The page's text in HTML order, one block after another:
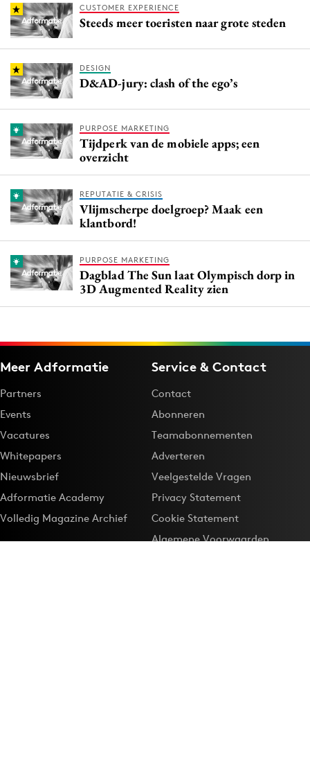
CUSTOMER EXPERIENCE
Steeds meer toeristen naar grote steden
DESIGN
D&AD-jury: clash of the ego’s
PURPOSE MARKETING
Tijdperk van de mobiele apps; een
overzicht
REPUTATIE & CRISIS
Vlijmscherpe doelgroep? Maak een
klantbord!
PURPOSE MARKETING
Dagblad The Sun laat Olympisch dorp in
3D Augmented Reality zien
Meer Adformatie
Partners
Events
Vacatures
Whitepapers
Nieuwsbrief
Adformatie Academy
Volledig Magazine Archief
Service & Contact
Contact
Abonneren
Teamabonnementen
Adverteren
Veelgestelde Vragen
Privacy Statement
Cookie Statement
Algemene Voorwaarden